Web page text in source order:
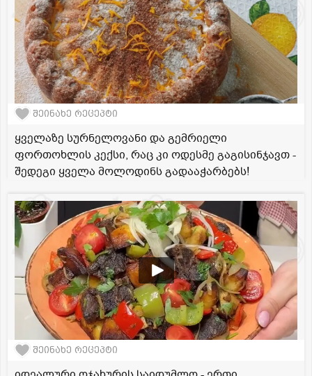
შეინახე რეცეპტი
ყველაზე სურნელოვანი და გემრიელი
ფორთოხლის კექსი, რაც კი ოდესმე გაგისინჯავთ -
შედეგი ყველა მოლოდინს გადააჭარბებს!
შეინახე რეცეპტი